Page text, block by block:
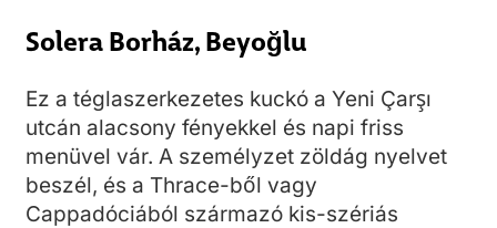
Solera Borház, Beyoğlu
Ez a téglaszerkezetes kuckó a Yeni Çarşı
utcán alacsony fényekkel és napi friss
menüvel vár. A személyzet zöldág nyelvet
beszél, és a Thrace-ből vagy
Cappadóciából származó kis-szériás